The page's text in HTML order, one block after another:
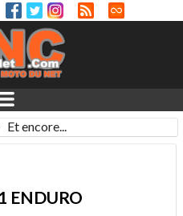
Et encore...
ENDURO